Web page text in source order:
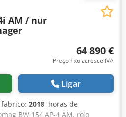
AM / nur
64 890 €
Preço fixo acresce IVA
Ligar
fabrico: 2018, horas de
BW 154 AP-4 AM, rolo